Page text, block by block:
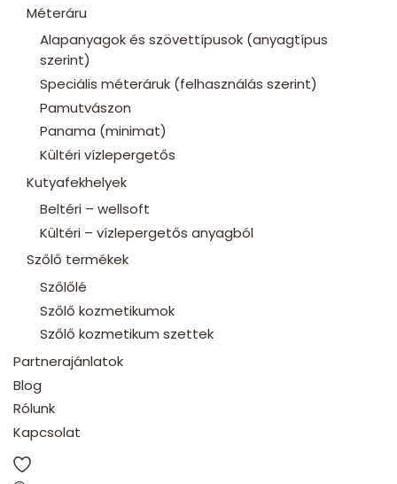
Méteráru
Alapanyagok és szövettípusok (anyagtípus
szerint)
Speciális méteráruk (felhasználás szerint)
Pamutvászon
Panama (minimat)
Kültéri vízlepergetős
Kutyafekhelyek
Beltéri – wellsoft
Kültéri – vízlepergetős anyagból
Szőlő termékek
Szőlőlé
Szőlő kozmetikumok
Szőlő kozmetikum szettek
Partnerajánlatok
Blog
Rólunk
Kapcsolat